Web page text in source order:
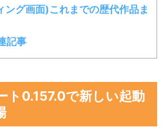
ング画面)これまでの歴代作品ま
記事
ト0.157.0で新しい起動